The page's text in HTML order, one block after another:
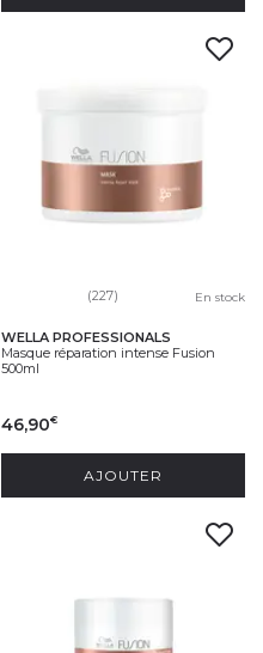
(227) En stock
WELLA PROFESSIONALS
Masque réparation intense Fusion
500ml
46,90€
AJOUTER